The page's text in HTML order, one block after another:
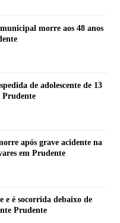
morre aos 48 anos
de adolescente de 13
Prudente
após grave acidente na
em Prudente
e é socorrida debaixo de
Prudente